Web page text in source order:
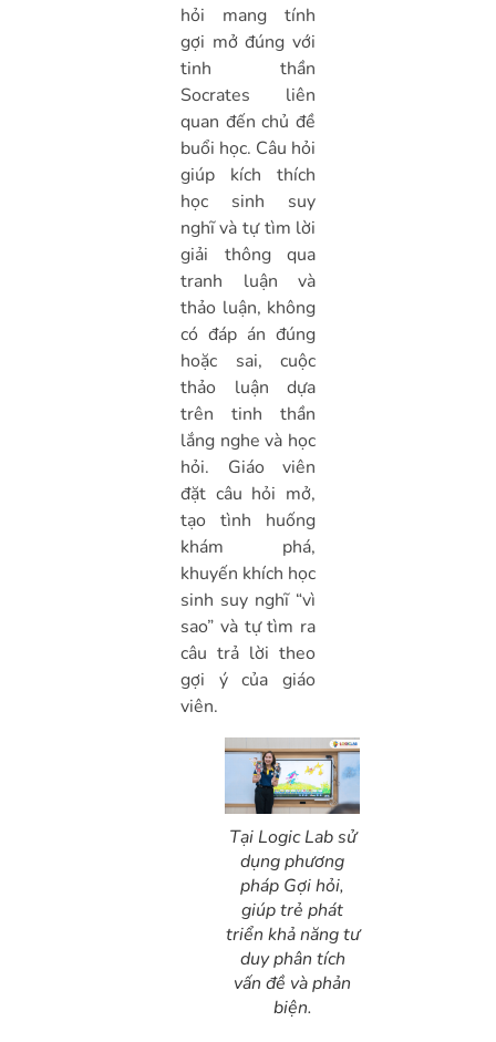
hỏi mang tính
gợi mở đúng với
tinh thần
Socrates liên
quan đến chủ đề
buổi học. Câu hỏi
giúp kích thích
học sinh suy
nghĩ và tự tìm lời
giải thông qua
tranh luận và
thảo luận, không
có đáp án đúng
hoặc sai, cuộc
thảo luận dựa
trên tinh thần
lắng nghe và học
hỏi. Giáo viên
đặt câu hỏi mở,
tạo tình huống
khám phá,
khuyến khích học
sinh suy nghĩ “vì
sao” và tự tìm ra
câu trả lời theo
gợi ý của giáo
viên.
Tại Logic Lab sử
dụng phương
pháp Gợi hỏi,
giúp trẻ phát
triển khả năng tư
duy phân tích
vấn đề và phản
biện.